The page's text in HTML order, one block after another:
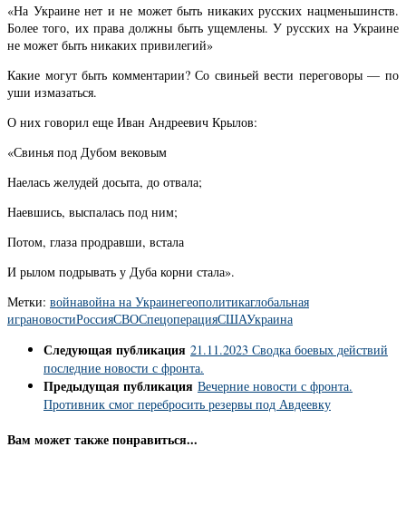
«На Украине нет и не может быть никаких русских нацменьшинств.
Более того, их права должны быть ущемлены. У русских на Украине
не может быть никаких привилегий»
Какие могут быть комментарии? Со свиньей вести переговоры — по
уши измазаться.
О них говорил еще Иван Андреевич Крылов:
«Свинья под Дубом вековым
Наелась желудей досыта, до отвала;
Наевшись, выспалась под ним;
Потом, глаза продравши, встала
И рылом подрывать у Дуба корни стала».
Метки: войнавойна на Украинегеополитикаглобальная
играновостиРоссияСВОСпецоперацияСШАУкраина
Следующая публикация 21.11.2023 Сводка боевых действий
последние новости с фронта.
Предыдущая публикация Вечерние новости с фронта.
Противник смог перебросить резервы под Авдеевку
Вам может также понравиться...